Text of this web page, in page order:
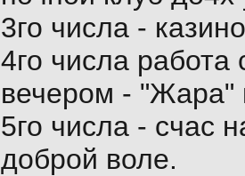
3го числа -
4го числа
вечером - "Жара"
5го числа - счас
доброй воле.